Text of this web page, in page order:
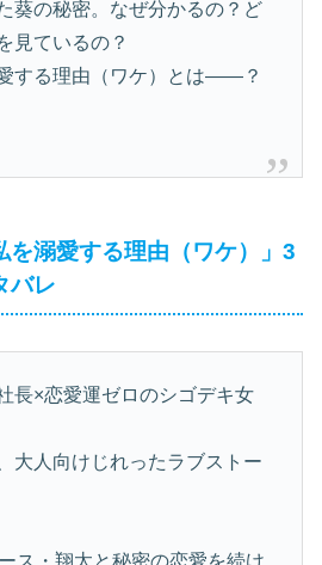
葵の秘密。なぜ分かるの？ど
見ているの？
する理由（ワケ）とは——？
を溺愛する理由（ワケ）」3
バレ
長×恋愛運ゼロのシゴデキ女
大人向けじれったラブストー